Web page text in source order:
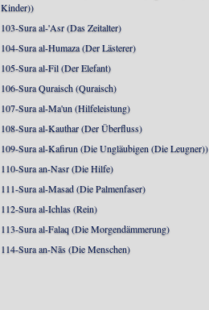
Kinder))
103-Sura al-'Asr (Das Zeitalter)
104-Sura al-Humaza (Der Lästerer)
105-Sura al-Fil (Der Elefant)
106-Sura Quraisch (Quraisch)
107-Sura al-Ma'un (Hilfeleistung)
108-Sura al-Kauthar (Der Überfluss)
109-Sura al-Kafirun (Die Ungläubigen (Die Leugner))
110-Sura an-Nasr (Die Hilfe)
111-Sura al-Masad (Die Palmenfaser)
112-Sura al-Ichlas (Rein)
113-Sura al-Falaq (Die Morgendämmerung)
114-Sura an-Nās (Die Menschen)